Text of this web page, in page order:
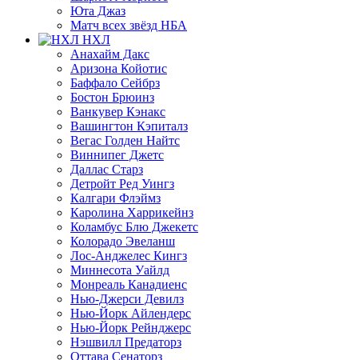
Юта Джаз
Матч всех звёзд НБА
НХЛ
Анахайм Дакс
Аризона Койотис
Баффало Сейбрз
Бостон Брюинз
Ванкувер Кэнакс
Вашингтон Кэпиталз
Вегас Голден Найтс
Виннипег Джетс
Даллас Старз
Детройт Ред Уингз
Калгари Флэймз
Каролина Харрикейнз
Коламбус Блю Джекетс
Колорадо Эвеланш
Лос-Анджелес Кингз
Миннесота Уайлд
Монреаль Канадиенс
Нью-Джерси Девилз
Нью-Йорк Айлендерс
Нью-Йорк Рейнджерс
Нэшвилл Предаторз
Оттава Сенаторз